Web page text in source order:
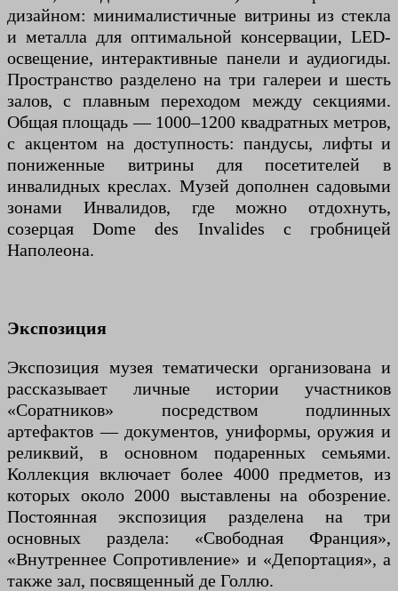
дизайном: минималистичные витрины из стекла
и металла для оптимальной консервации, LED-
освещение, интерактивные панели и аудиогиды.
Пространство разделено на три галереи и шесть
залов, с плавным переходом между секциями.
Общая площадь — 1000–1200 квадратных метров,
с акцентом на доступность: пандусы, лифты и
пониженные витрины для посетителей в
инвалидных креслах. Музей дополнен садовыми
зонами Инвалидов, где можно отдохнуть,
созерцая Dome des Invalides с гробницей
Наполеона.
Экспозиция
Экспозиция музея тематически организована и
рассказывает личные истории участников
«Соратников» посредством подлинных
артефактов — документов, униформы, оружия и
реликвий, в основном подаренных семьями.
Коллекция включает более 4000 предметов, из
которых около 2000 выставлены на обозрение.
Постоянная экспозиция разделена на три
основных раздела: «Свободная Франция»,
«Внутреннее Сопротивление» и «Депортация», а
также зал, посвященный де Голлю.